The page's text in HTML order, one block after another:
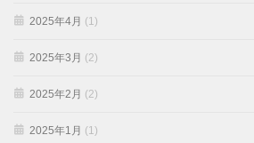
2025年4月 (1)
2025年3月 (2)
2025年2月 (2)
2025年1月 (1)